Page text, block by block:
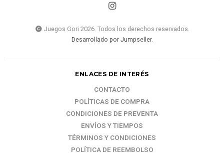
Juegos Gori 2026. Todos los derechos reservados.
Desarrollado por Jumpseller.
ENLACES DE INTERÉS
CONTACTO
POLÍTICAS DE COMPRA
CONDICIONES DE PREVENTA
ENVÍOS Y TIEMPOS
TÉRMINOS Y CONDICIONES
POLÍTICA DE REEMBOLSO